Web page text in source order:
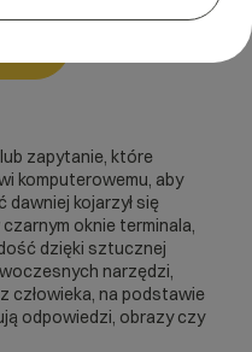
zapytanie, które
komputerowemu, aby
dawniej kojarzył się
oknie terminala,
dzięki sztucznej
narzędzi,
człowieka, na podstawie
odpowiedzi, obrazy czy